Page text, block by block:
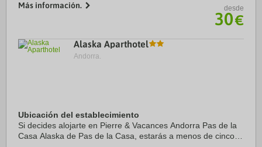
Además, este hotel para ...
Más información. desde
30€
Alaska Aparthotel
Andorra.
Ubicación del establecimiento
Si decides alojarte en Pierre & Vacances Andorra Pas de la
Casa Alaska de Pas de la Casa, estarás a menos de cinco